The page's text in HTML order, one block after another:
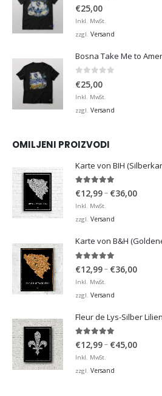
0 von 5
€25,00
Inkl. MwSt.
zzgl. Versand
Bosna Take Me to
€25,00
Inkl. MwSt.
zzgl. Versand
OMILJENI PROIZVODI
Karte von BIH
4.92 von 5
€12,99– €36,00
Inkl. MwSt.
zzgl. Versand
Karte von B&H
€12,99– €36,00
Inkl. MwSt.
zzgl. Versand
Fleur de Lys-Silber Lilien
4.95von 5
€12,99– €45,00
Inkl. MwSt.
zzgl. Versand